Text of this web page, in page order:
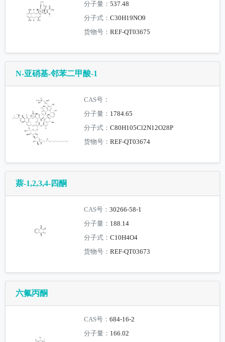
分子量：537.48
分子式：C30H19NO9
货物号：REF-QT03675
N-亚硝基-邻苯二甲酸-1
CAS号：
分子量： 1784.65
分子式：C80H105Cl2N12O28P
货物号：REF-QT03674
萘-1,2,3,4-四酮
CAS号：30266-58-1
分子量： 188.14
分子式：C10H4O4
货物号：REF-QT03673
六氟丙酮
CAS号：684-16-2
分子量： 166.02